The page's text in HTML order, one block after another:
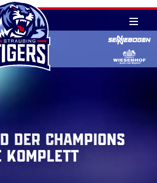
der Champions
komplett